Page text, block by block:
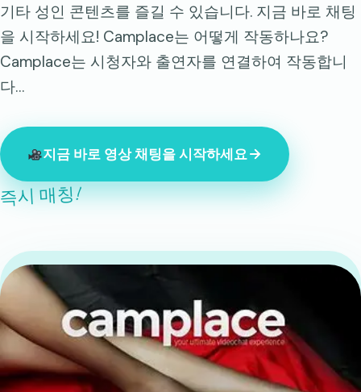
기타 성인 콘텐츠를 즐길 수 있습니다. 지금 바로 채팅
을 시작하세요! Camplace는 어떻게 작동하나요?
Camplace는 시청자와 출연자를 연결하여 작동합니
다…
지금 바로 영상 채팅을 시작하세요
즉시 매칭!